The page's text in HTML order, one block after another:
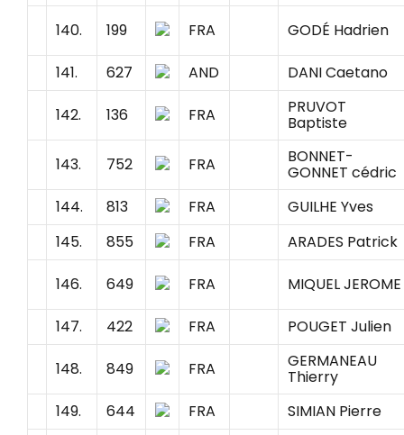
140.
199 FRA GODÉ Hadrien
141. 627 AND DANI Caetano
142. 136 FRA PRUVOT
Baptiste
143.
752 FRA BONNET-
GONNET cédric
144.
813 FRA
GUILHE Yves
145.
855 FRA ARADES Patrick
146. 649 FRA MIQUEL JEROME
147. 422 FRA POUGET Julien
148. 849 FRA GERMANEAU
Thierry
149.
644 FRA
SIMIAN Pierre